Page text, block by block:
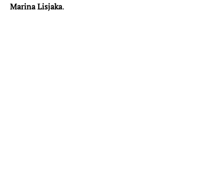
Marina Lisjaka.